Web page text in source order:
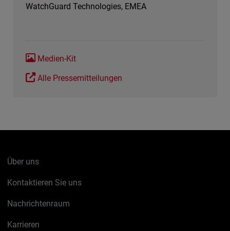
WatchGuard Technologies, EMEA
Medien-Kit
Alle Pressemitteilungen
Über uns
Kontaktieren Sie uns
Nachrichtenraum
Karrieren